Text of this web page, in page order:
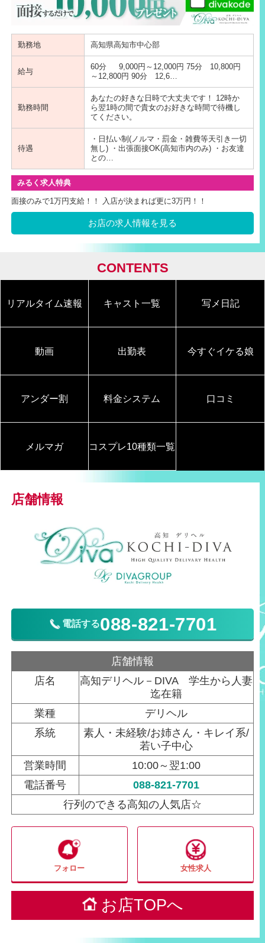
勤務地 高知県高知市中心部
給与
60分 9,000円～12,000円 75分 10,800円
～12,800円 90分 12,6…
勤務時間
あなたの好きな日時で大丈夫です！ 12時か
ら翌1時の間で貴女のお好きな時間で待機し
てください。
待遇
・日払い制(ノルマ・罰金・雑費等天引き一切
無し) ・出張面接OK(高知市内のみ) ・お友達
との…
みるく求人特典
面接のみで1万円支給！！ 入店が決まれば更に3万円！！
お店の求人情報を見る
CONTENTS
リアルタイム速報 キャスト一覧 写メ日記
動画 出勤表 今すぐイケる娘
アンダー割 料金システム 口コミ
メルマガ コスプレ10種類一覧
店舗情報
電話する088-821-7701
店舗情報
店名
高知デリヘル－DIVA 学生から人妻
迄在籍
業種
デリヘル
系統
素人・未経験/お姉さん・キレイ系/
若い子中心
営業時間
10:00～翌1:00
電話番号
088-821-7701
行列のできる高知の人気店☆
フォロー 女性求人
お店TOPへ